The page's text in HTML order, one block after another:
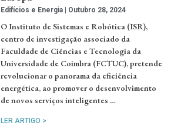
Edifícios e Energia Outubro 28, 2024
O Instituto de Sistemas e Robótica (ISR),
centro de investigação associado da
Faculdade de Ciências e Tecnologia da
Universidade de Coimbra (FCTUC), pretende
revolucionar o panorama da eficiência
energética, ao promover o desenvolvimento
de novos serviços inteligentes …
LER ARTIGO >